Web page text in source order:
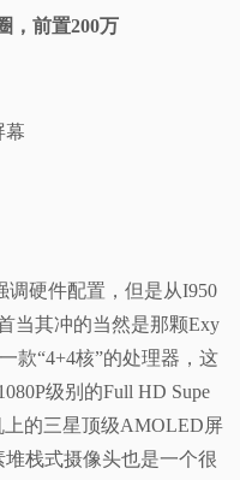
，前置200万
幕
调硬件配置，但是从I950
当其冲的当然是那颗Exy
款“4+4核”的处理器，这
级别的Full HD Supe
的三星顶级AMOLED屏
栈式摄像头也是一个很